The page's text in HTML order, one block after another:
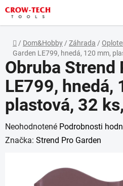
Prejsť
na
obsah
Domov
/ Dom&Hobby / Záhrada /
Garden LE799, hnedá, 120 mm,
Obruba Strend
LE799, hnedá,
plastová, 32
Priemerné
hodnotenie
Neohodnotené Podrobnosti
Značka: Strend Pro Garden